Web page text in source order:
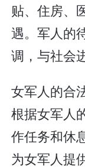
贴、住房、
遇。军人的
调，与社会
女军人的合
根据女军人
作任务和休
为女军人提